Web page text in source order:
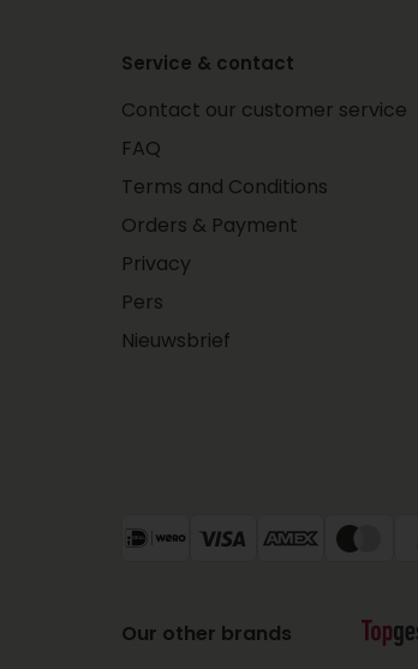
Service & contact
Contact our customer service
FAQ
Terms and Conditions
Orders & Payment
Privacy
Pers
Nieuwsbrief
Our other brands